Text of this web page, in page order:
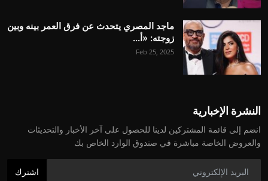
ماجد المصري يتحدث عن فرق العمر بينه وبين
زوجته: «أ...
Feb 25, 2025
النشرة الإخبارية
انضم إلى قائمة المشتركين لدينا للحصول على آخر الأخبار والتحديثات
والعروض الخاصة مباشرة في صندوق الوارد الخاص بك
اشترك